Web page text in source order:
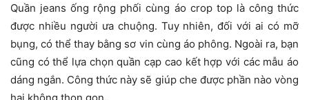
Quần jeans ống rộng phối cùng áo crop top là công thức
được nhiều người ưa chuộng. Tuy nhiên, đối với ai có mỡ
bụng, có thể thay bằng sơ vin cùng áo phông. Ngoài ra, bạn
cũng có thể lựa chọn quần cạp cao kết hợp với các mẫu áo
dáng ngắn. Công thức này sẽ giúp che được phần nào vòng